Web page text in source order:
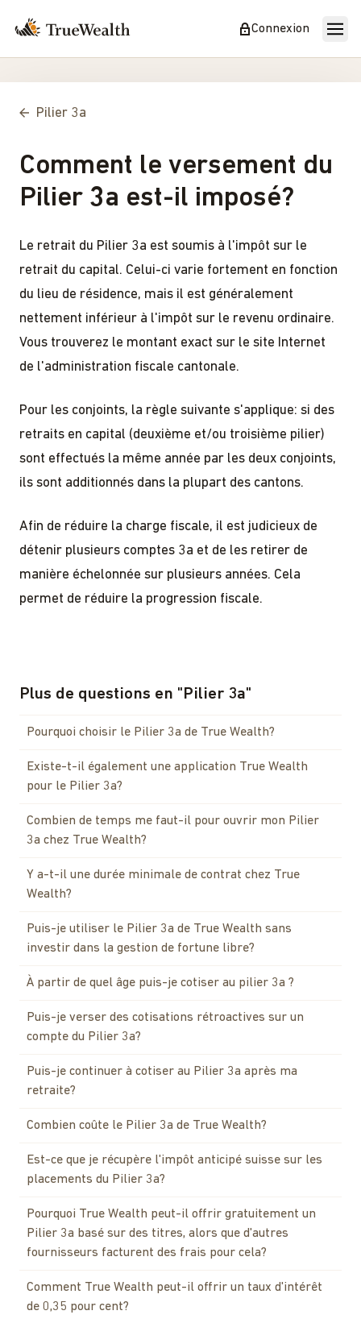
Connexion
Pilier 3a
Comment le versement du
Pilier 3a est-il imposé?
Le retrait du Pilier 3a est soumis à l'impôt sur le
retrait du capital. Celui-ci varie fortement en fonction
du lieu de résidence, mais il est généralement
nettement inférieur à l'impôt sur le revenu ordinaire.
Vous trouverez le montant exact sur le site Internet
de l'administration fiscale cantonale.
Pour les conjoints, la règle suivante s'applique: si des
retraits en capital (deuxième et/ou troisième pilier)
sont effectués la même année par les deux conjoints,
ils sont additionnés dans la plupart des cantons.
Afin de réduire la charge fiscale, il est judicieux de
détenir plusieurs comptes 3a et de les retirer de
manière échelonnée sur plusieurs années. Cela
permet de réduire la progression fiscale.
Plus de questions en " Pilier 3a"
Pourquoi choisir le Pilier 3a de True Wealth?
Existe-t-il également une application True Wealth
pour le Pilier 3a?
Combien de temps me faut-il pour ouvrir mon Pilier
3a chez True Wealth?
Y a-t-il une durée minimale de contrat chez True
Wealth?
Puis-je utiliser le Pilier 3a de True Wealth sans
investir dans la gestion de fortune libre?
À partir de quel âge puis-je cotiser au pilier 3a ?
Puis-je verser des cotisations rétroactives sur un
compte du Pilier 3a?
Puis-je continuer à cotiser au Pilier 3a après ma
retraite?
Combien coûte le Pilier 3a de True Wealth?
Est-ce que je récupère l'impôt anticipé suisse sur les
placements du Pilier 3a?
Pourquoi True Wealth peut-il offrir gratuitement un
Pilier 3a basé sur des titres, alors que d'autres
fournisseurs facturent des frais pour cela?
Comment True Wealth peut-il offrir un taux d'intérêt
de 0,35 pour cent?